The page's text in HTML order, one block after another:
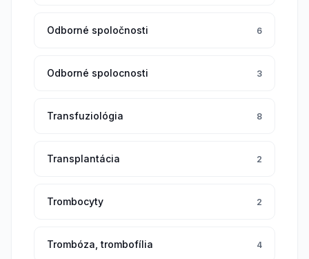
Odborné spoločnosti 6
Odborné spolocnosti 3
Transfuziológia 8
Transplantácia 2
Trombocyty 2
Trombóza, trombofília 4